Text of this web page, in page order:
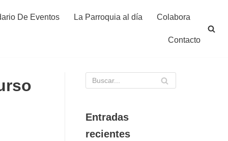
De Eventos La Parroquia al día Colabora
Contacto
Entradas
recientes